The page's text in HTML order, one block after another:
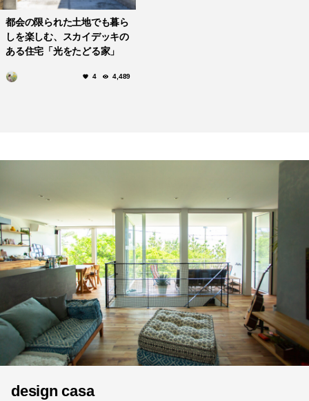
都会の限られた土地でも暮ら
しを楽しむ、スカイデッキの
ある住宅「光をたどる家」
4 4,489
design casa